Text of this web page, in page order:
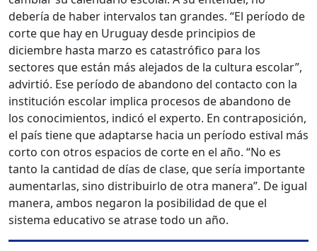
debería de haber intervalos tan grandes. “El período de
corte que hay en Uruguay desde principios de
diciembre hasta marzo es catastrófico para los
sectores que están más alejados de la cultura escolar”,
advirtió. Ese período de abandono del contacto con la
institución escolar implica procesos de abandono de
los conocimientos, indicó el experto. En contraposición,
el país tiene que adaptarse hacia un período estival más
corto con otros espacios de corte en el año. “No es
tanto la cantidad de días de clase, que sería importante
aumentarlas, sino distribuirlo de otra manera”. De igual
manera, ambos negaron la posibilidad de que el
sistema educativo se atrase todo un año.